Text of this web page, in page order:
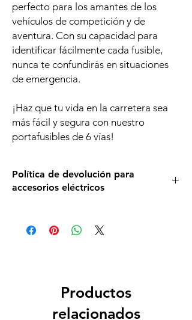
perfecto para los amantes de los
vehículos de competición y de
aventura. Con su capacidad para
identificar fácilmente cada fusible,
nunca te confundirás en situaciones
de emergencia.
¡Haz que tu vida en la carretera sea
más fácil y segura con nuestro
portafusibles de 6 vías!
Política de devolución para
accesorios eléctricos
necesitas leyendo detenidamente la
descripción, ya que si lo o abres manipulas
de los dos envíos.Productos
relacionados